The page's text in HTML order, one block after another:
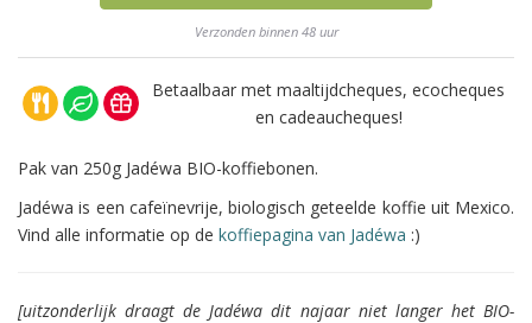
Verzonden binnen 48 uur
Betaalbaar met maaltijdcheques, ecocheques
en cadeaucheques!
Pak van 250g Jadéwa BIO-koffiebonen.
Jadéwa is een cafeïnevrije, biologisch geteelde koffie uit Mexico.
Vind alle informatie op de koffiepagina van Jadéwa :)
[uitzonderlijk draagt de Jadéwa dit najaar niet langer het BIO-